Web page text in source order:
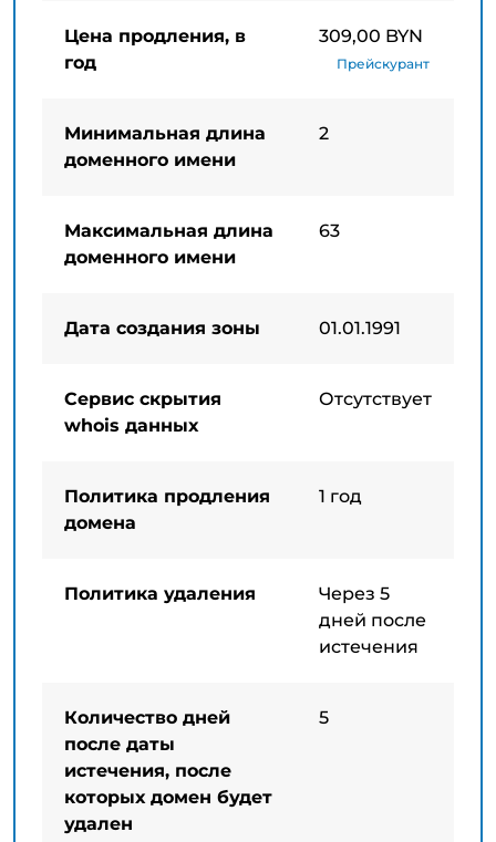
Цена продления, в
год
309,00 BYN
Прейскурант
Минимальная длина
доменного имени
2
Максимальная длина
доменного имени
63
Дата создания зоны 01.01.1991
Сервис скрытия
whois данных
Отсутствует
Политика продления
домена
1 год
Политика удаления
Через 5
дней после
истечения
Количество дней
после даты
истечения, после
которых домен будет
удален
5